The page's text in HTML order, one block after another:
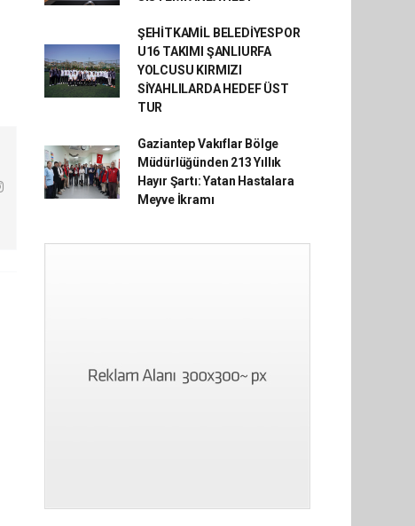
ŞEHİTKAMİL BELEDİYESPOR
U16 TAKIMI ŞANLIURFA
YOLCUSU KIRMIZI
SİYAHLILARDA HEDEF ÜST
TUR
Gaziantep Vakıflar Bölge
Müdürlüğünden 213 Yıllık
Hayır Şartı: Yatan Hastalara
Meyve İkramı